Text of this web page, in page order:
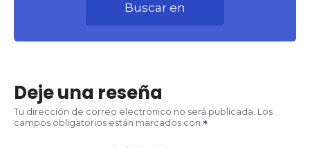
Buscar en
Deje una reseña
Tu dirección de correo electrónico no será publicada. Los
campos obligatorios están marcados con